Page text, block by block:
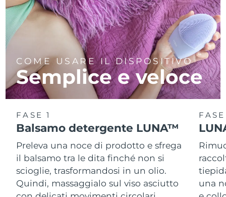
COME USARE IL DISPOSITIVO
Semplice e veloce
FASE 1
Balsamo detergente LUNA™
Preleva una noce di prodotto e sfrega
il balsamo tra le dita finché non si
scioglie, trasformandosi in un olio.
Quindi, massaggialo sul viso asciutto
una